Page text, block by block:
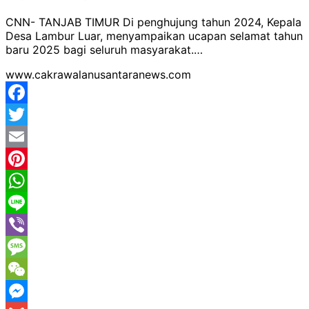
CNN- TANJAB TIMUR Di penghujung tahun 2024, Kepala
Desa Lambur Luar, menyampaikan ucapan selamat tahun
baru 2025 bagi seluruh masyarakat.…
www.cakrawalanusantaranews.com
Facebook
Twitter
Email
Pinterest
WhatsApp
Line
Viber
Message
WeChat